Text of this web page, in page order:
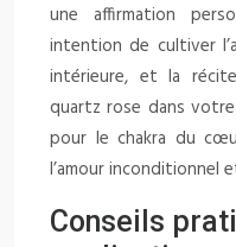
une affirmation
intention de cultiver
intérieure, et la
quartz rose dans
pour le chakra du
l’amour inconditionnel
Conseils